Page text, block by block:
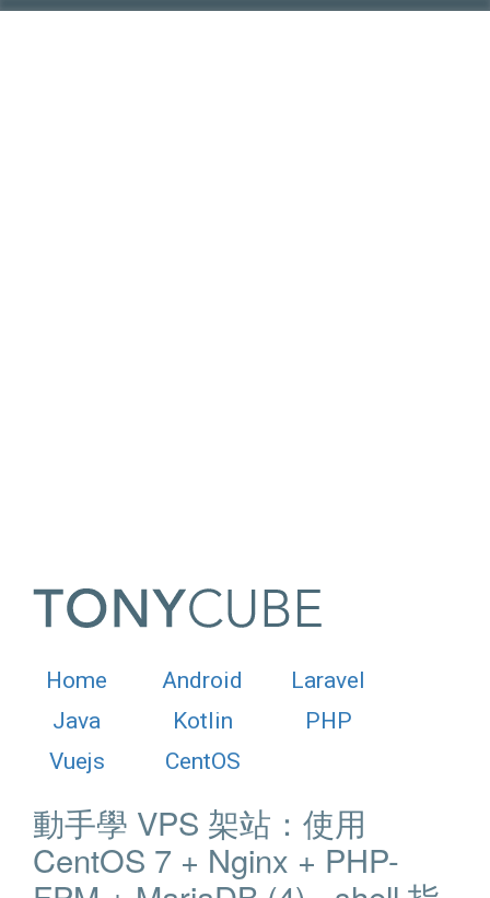
Home Android
Laravel
Java
Kotlin
PHP
Vuejs
CentOS
動手學 VPS 架站：使用
CentOS 7 + Nginx + PHP-